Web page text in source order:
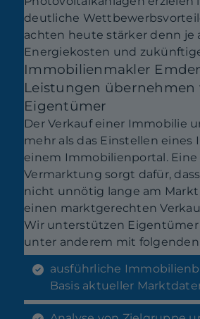
deutliche
achten heute stärker denn je
Energiekosten und
Immobilienmakler
Leistungen übernehmen
Eigentümer
Der Verkauf einer Immobilie
mehr als das Einstellen eines
einem Immobilienportal. Eine
Vermarktung sorgt dafür,
nicht unnötig lange am
einen marktgerechten
Wir unterstützen
unter anderem mit
ausführliche
Basis aktueller